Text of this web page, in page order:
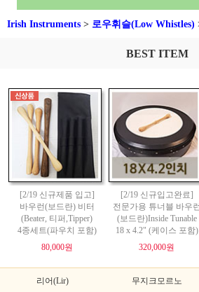
Irish Instruments > 로우휘슬(Low Whistles)
BEST ITEM
[2/19 신규제품 입고]
바우런(보드란) 비터
(Beater, 티퍼,Tipper)
4종세트(파우치 포함)
80,000원
[2/19 신규입고완료]
전문가용 튜너블 바우런
(보드란)Inside Tunable
18 x 4.2" (케이스 포함)
320,000원
리어(Lir) 무지크모르노